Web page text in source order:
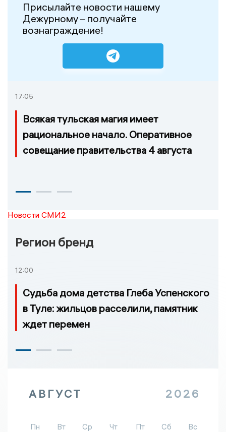
Присылайте новости нашему
Дежурному – получайте
вознаграждение!
17:05
Всякая тульская магия имеет
рациональное начало. Оперативное
совещание правительства 4 августа
Новости СМИ2
Регион бренд
12:00
Судьба дома детства Глеба Успенского
в Туле: жильцов расселили, памятник
ждет перемен
АВГУСТ 2026
Пн Вт Ср Чт Пт Сб
Вс